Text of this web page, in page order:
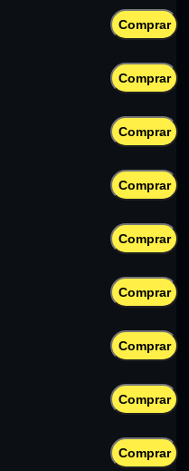
Comprar
Comprar
Comprar
Comprar
Comprar
Comprar
Comprar
Comprar
Comprar